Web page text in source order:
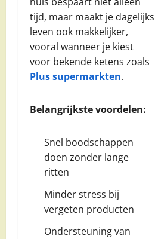
tijd, maar maakt je dagelijks
leven ook makkelijker,
vooral wanneer je kiest
voor bekende ketens zoals
Plus supermarkten.
Belangrijkste voordelen:
Snel boodschappen
doen zonder lange
ritten
Minder stress bij
vergeten producten
Ondersteuning van